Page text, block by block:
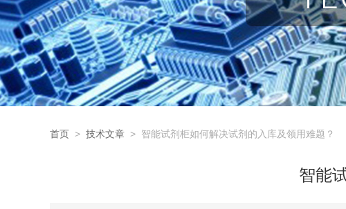
首页 > 技术文章 > 智能试剂柜如何解决试剂的入库及领用难题？
智能